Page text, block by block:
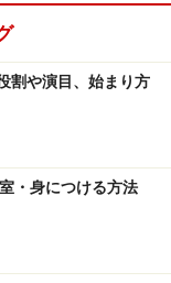
、間近で小朝の
しれませんね。
30～20：00 落
割や演目、始まり方
・身につける方法